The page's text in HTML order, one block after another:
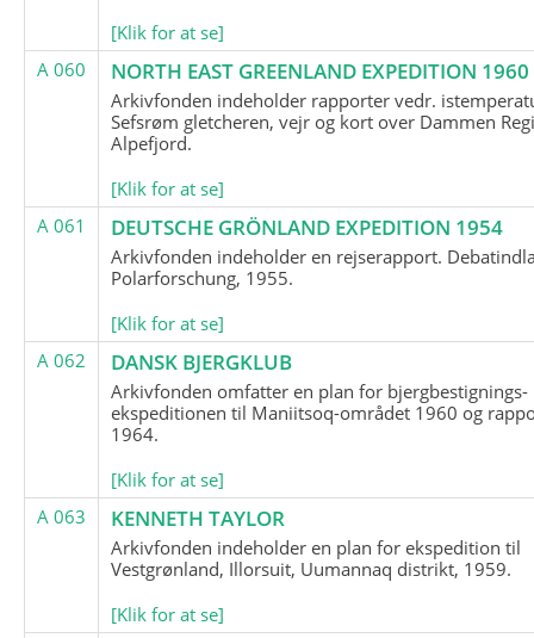
[Klik for at se]
A 060
NORTH EAST GREENLAND EXPEDITION 1960
Arkivfonden indeholder rapporter vedr.
Sefsrøm gletcheren, vejr og kort over Dammen
Alpefjord.
[Klik for at se]
A 061
DEUTSCHE GRÖNLAND EXPEDITION 1954
Arkivfonden indeholder en rejserapport.
Polarforschung, 1955.
[Klik for at se]
A 062
DANSK BJERGKLUB
Arkivfonden omfatter en plan for bjergbestignings-
ekspeditionen til Maniitsoq-området 1960 og
1964.
[Klik for at se]
A 063
KENNETH TAYLOR
Arkivfonden indeholder en plan for ekspedition til
Vestgrønland, Illorsuit, Uumannaq distrikt, 1959.
[Klik for at se]